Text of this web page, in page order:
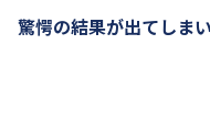
驚愕の結果が出てしま